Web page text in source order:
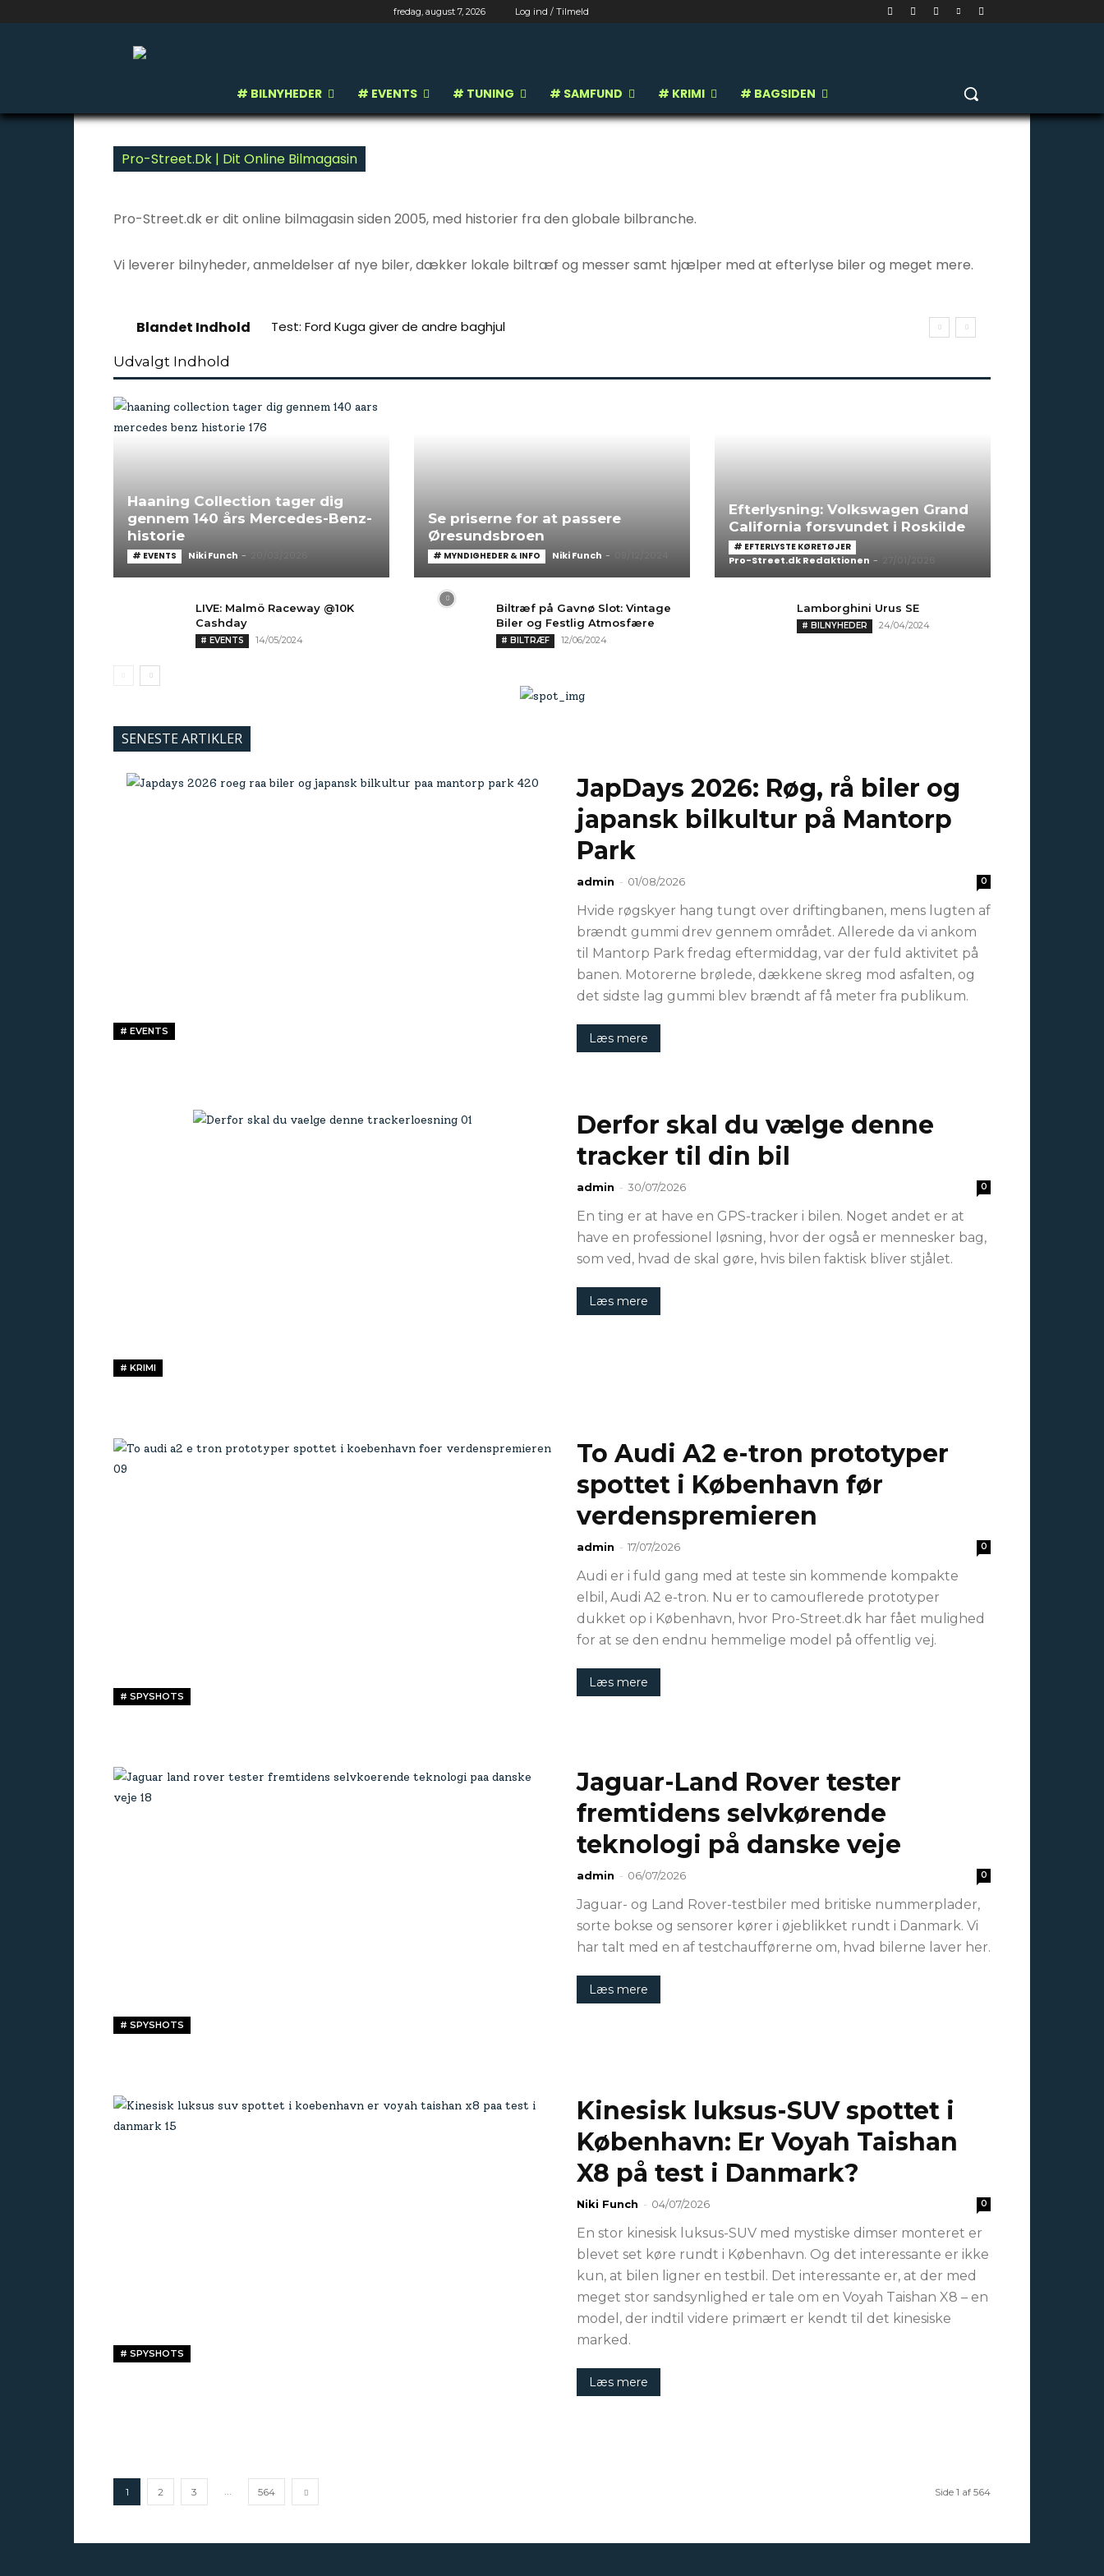
fredag, august 7, 2026 Log ind / Tilmeld
# BILNYHEDER # EVENTS # TUNING # SAMFUND # KRIMI # BAGSIDEN
Pro-Street.dk | Dit Online Bilmagasin
Pro-Street.dk er dit online bilmagasin siden 2005, med historier fra den globale bilbranche.
Vi leverer bilnyheder, anmeldelser af nye biler, dækker lokale biltræf og messer samt hjælper med at efterlyse biler og meget mere.
Blandet Indhold Test: Ford Kuga giver de andre baghjul
Udvalgt Indhold
Haaning Collection tager dig
gennem 140 års Mercedes-Benz-
historie
# EVENTS Niki Funch -
Se priserne for at passere
Øresundsbroen
# MYNDIGHEDER & INFO Niki Funch -
Efterlysning: Volkswagen Grand
California forsvundet i Roskilde
# EFTERLYSTE KØRETØJER
Pro-Street.dk Redaktionen -
LIVE: Malmö Raceway @10K
Cashday
# EVENTS 14/05/2024
Biltræf på Gavnø Slot: Vintage
Biler og Festlig Atmosfære
# BILTRÆF 12/06/2024
Lamborghini Urus SE
# BILNYHEDER 24/04/2024
SENESTE ARTIKLER
# EVENTS
JapDays 2026: Røg, rå biler og
japansk bilkultur på Mantorp
Park
admin - 01/08/2026 0
Hvide røgskyer hang tungt over driftingbanen, mens lugten af
brændt gummi drev gennem området. Allerede da vi ankom
til Mantorp Park fredag eftermiddag, var der fuld aktivitet på
banen. Motorerne brølede, dækkene skreg mod asfalten, og
det sidste lag gummi blev brændt af få meter fra publikum.
Læs mere
# KRIMI
Derfor skal du vælge denne
tracker til din bil
admin - 30/07/2026 0
En ting er at have en GPS-tracker i bilen. Noget andet er at
have en professionel løsning, hvor der også er mennesker bag,
som ved, hvad de skal gøre, hvis bilen faktisk bliver stjålet.
Læs mere
# SPYSHOTS
To Audi A2 e-tron prototyper
spottet i København før
verdenspremieren
admin - 17/07/2026 0
Audi er i fuld gang med at teste sin kommende kompakte
elbil, Audi A2 e-tron. Nu er to camouflerede prototyper
dukket op i København, hvor Pro-Street.dk har fået mulighed
for at se den endnu hemmelige model på offentlig vej.
Læs mere
# SPYSHOTS
Jaguar-Land Rover tester
fremtidens selvkørende
teknologi på danske veje
admin - 06/07/2026 0
Jaguar- og Land Rover-testbiler med britiske nummerplader,
sorte bokse og sensorer kører i øjeblikket rundt i Danmark. Vi
har talt med en af testchaufførerne om, hvad bilerne laver her.
Læs mere
# SPYSHOTS
Kinesisk luksus-SUV spottet i
København: Er Voyah Taishan
X8 på test i Danmark?
Niki Funch - 04/07/2026 0
En stor kinesisk luksus-SUV med mystiske dimser monteret er
blevet set køre rundt i København. Og det interessante er ikke
kun, at bilen ligner en testbil. Det interessante er, at der med
meget stor sandsynlighed er tale om en Voyah Taishan X8 – en
model, der indtil videre primært er kendt til det kinesiske
marked.
Læs mere
1 2 3 ... 564 Side 1 af 564